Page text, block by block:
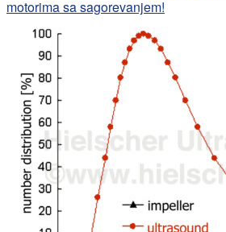
motorima sa sagorevanjem!